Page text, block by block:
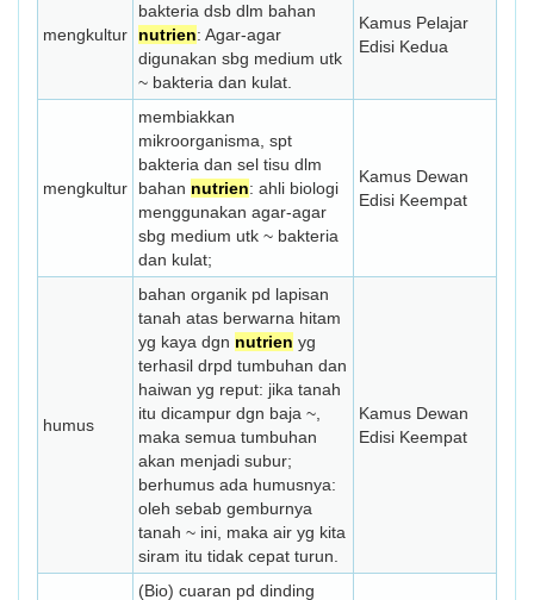
mengkultur
bakteria dsb dlm bahan
nutrien: Agar-agar
digunakan sbg medium utk
~ bakteria dan kulat.
Kamus Pelajar
Edisi Kedua
mengkultur
membiakkan
mikroorganisma, spt
bakteria dan sel tisu dlm
bahan nutrien: ahli biologi
menggunakan agar-agar
sbg medium utk ~ bakteria
dan kulat;
Kamus Dewan
Edisi Keempat
humus
bahan organik pd lapisan
tanah atas berwarna hitam
yg kaya dgn nutrien yg
terhasil drpd tumbuhan dan
haiwan yg reput: jika tanah
itu dicampur dgn baja ~,
maka semua tumbuhan
akan menjadi subur;
berhumus ada humusnya:
oleh sebab gem­burnya
tanah ~ ini, maka air yg kita
siram itu tidak cepat turun.
Kamus Dewan
Edisi Keempat
(Bio) cuaran pd dinding